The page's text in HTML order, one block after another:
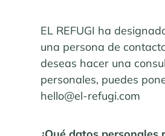
EL REFUGI ha
una persona de
deseas hacer una
personales, puedes
hello@el-refugi.com